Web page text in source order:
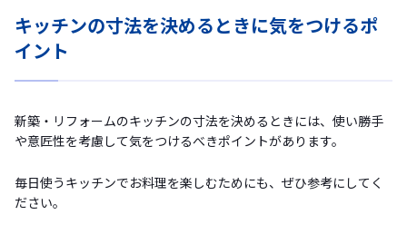
キッチンの寸法を決めるときに気をつけるポ
イント
新築・リフォームのキッチンの寸法を決めるときには、使い勝手
や意匠性を考慮して気をつけるべきポイントがあります。
毎日使うキッチンでお料理を楽しむためにも、ぜひ参考にしてく
ださい。